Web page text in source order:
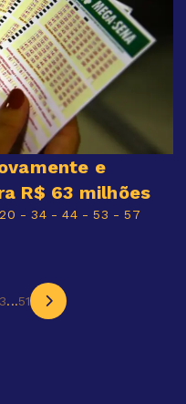
e
R$ 63 milhões
- 34 - 44 - 53 - 57
...51